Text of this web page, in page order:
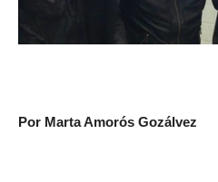
Por Marta Amorós Gozálvez